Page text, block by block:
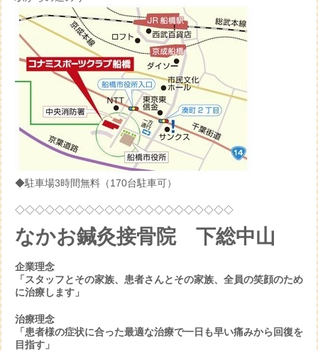
◆駐車場3時間無料（170台駐車可）
◇◇◇◇◇◇◇◇◇◇◇◇◇◇◇◇◇◇◇◇◇◇
なかお鍼灸接骨院 下総中山
企業理念
「スタッフとその家族、患者さんとその家族、全員の笑顔のため
に治療します」
治療理念
「患者様の症状に合った最適な治療で一日も早い痛みから回復を
目指す」